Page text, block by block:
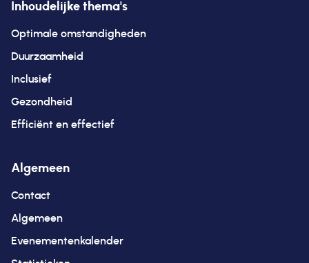
Inhoudelijke thema's
Optimale omstandigheden
Duurzaamheid
Inclusief
Gezondheid
Efficiënt en effectief
Algemeen
Contact
Algemeen
Evenementenkalender